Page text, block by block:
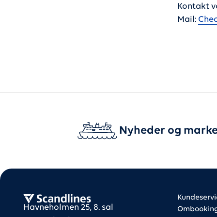
Kontakt
Mail:
Nyheder og
Scandlines
Havneholmen 25, 8. sal